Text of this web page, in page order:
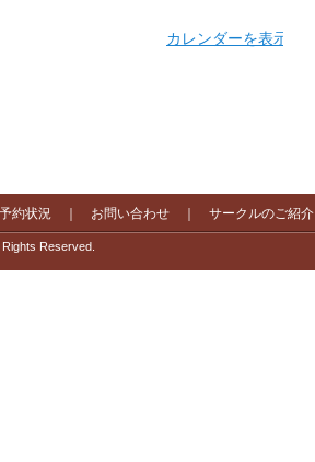
カレンダーを表示
予約状況 お問い合わせ サークルのご紹介
Reserved.